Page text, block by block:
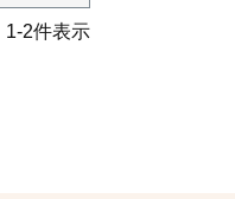
1-2件表示